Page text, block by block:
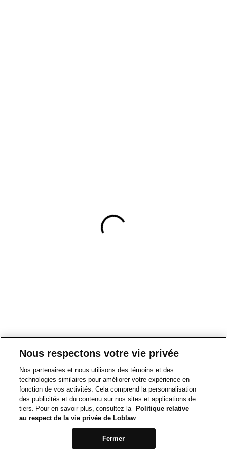
Nous respectons votre vie privée
Nos partenaires et nous utilisons des témoins et des
technologies similaires pour améliorer votre expérience en
fonction de vos activités. Cela comprend la personnalisation
des publicités et du contenu sur nos sites et applications de
tiers. Pour en savoir plus, consultez la
Politique relative
au respect de la vie privée de Loblaw
Fermer